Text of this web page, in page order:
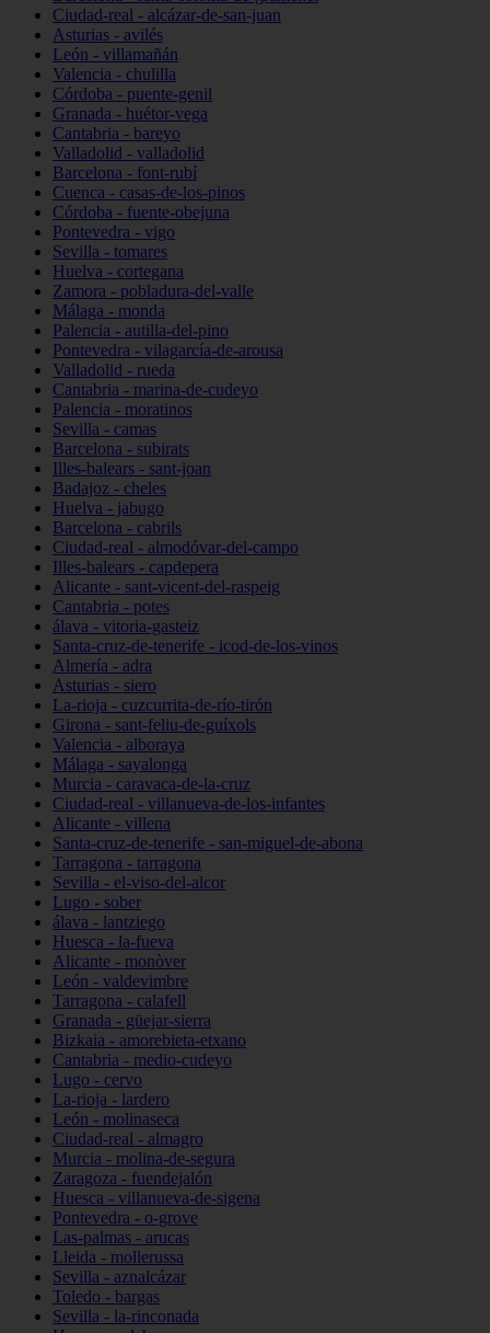
Ciudad-real - alcázar-de-san-juan
Asturias - avilés
León - villamañán
Valencia - chulilla
Córdoba - puente-genil
Granada - huétor-vega
Cantabria - bareyo
Valladolid - valladolid
Barcelona - font-rubí
Cuenca - casas-de-los-pinos
Córdoba - fuente-obejuna
Pontevedra - vigo
Sevilla - tomares
Huelva - cortegana
Zamora - pobladura-del-valle
Málaga - monda
Palencia - autilla-del-pino
Pontevedra - vilagarcía-de-arousa
Valladolid - rueda
Cantabria - marina-de-cudeyo
Palencia - moratinos
Sevilla - camas
Barcelona - subirats
Illes-balears - sant-joan
Badajoz - cheles
Huelva - jabugo
Barcelona - cabrils
Ciudad-real - almodóvar-del-campo
Illes-balears - capdepera
Alicante - sant-vicent-del-raspeig
Cantabria - potes
álava - vitoria-gasteiz
Santa-cruz-de-tenerife - icod-de-los-vinos
Almería - adra
Asturias - siero
La-rioja - cuzcurrita-de-río-tirón
Girona - sant-feliu-de-guíxols
Valencia - alboraya
Málaga - sayalonga
Murcia - caravaca-de-la-cruz
Ciudad-real - villanueva-de-los-infantes
Alicante - villena
Santa-cruz-de-tenerife - san-miguel-de-abona
Tarragona - tarragona
Sevilla - el-viso-del-alcor
Lugo - sober
álava - lantziego
Huesca - la-fueva
Alicante - monòver
León - valdevimbre
Tarragona - calafell
Granada - güejar-sierra
Bizkaia - amorebieta-etxano
Cantabria - medio-cudeyo
Lugo - cervo
La-rioja - lardero
León - molinaseca
Ciudad-real - almagro
Murcia - molina-de-segura
Zaragoza - fuendejalón
Huesca - villanueva-de-sigena
Pontevedra - o-grove
Las-palmas - arucas
Lleida - mollerussa
Sevilla - aznalcázar
Toledo - bargas
Sevilla - la-rinconada